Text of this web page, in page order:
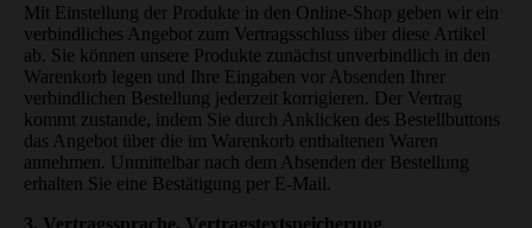
Mit Einstellung der Produkte in den Online-Shop geben wir ein
verbindliches Angebot zum Vertragsschluss über diese Artikel
ab. Sie können unsere Produkte zunächst unverbindlich in den
Warenkorb legen und Ihre Eingaben vor Absenden Ihrer
verbindlichen Bestellung jederzeit korrigieren. Der Vertrag
kommt zustande, indem Sie durch Anklicken des Bestellbuttons
das Angebot über die im Warenkorb enthaltenen Waren
annehmen. Unmittelbar nach dem Absenden der Bestellung
erhalten Sie eine Bestätigung per E-Mail.
3. Vertragssprache, Vertragstextspeicherung